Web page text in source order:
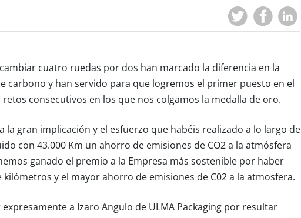
cuatro ruedas por dos han marcado la diferencia en la
carbono y han servido para que logremos el primer puesto en el
retos consecutivos en los que nos colgamos la medalla de oro.
la gran implicación y el esfuerzo que habéis realizado a lo largo de
con 43.000 Km un ahorro de emisiones de CO2 a la atmósfera
ganado el premio a la Empresa más sostenible por haber
y el mayor ahorro de emisiones de C02 a la atmosfera.
a Izaro Angulo de ULMA Packaging por resultar